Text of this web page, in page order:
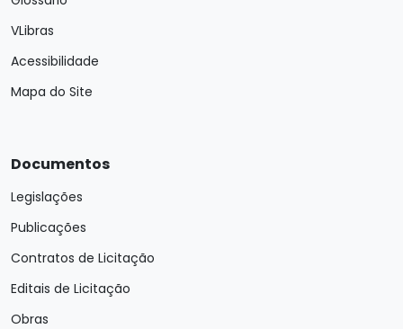
VLibras
Acessibilidade
Mapa do Site
Documentos
Legislações
Publicações
Contratos de Licitação
Editais de Licitação
Obras